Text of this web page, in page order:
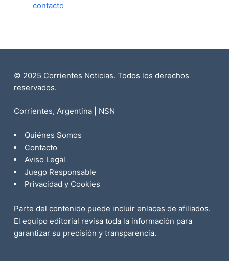
contacto
© 2025 Corrientes Noticias. Todos los derechos
reservados.
Corrientes, Argentina | NSN
Quiénes Somos
Contacto
Aviso Legal
Juego Responsable
Privacidad y Cookies
Parte del contenido puede incluir enlaces de afiliados.
El equipo editorial revisa toda la información para
garantizar su precisión y transparencia.